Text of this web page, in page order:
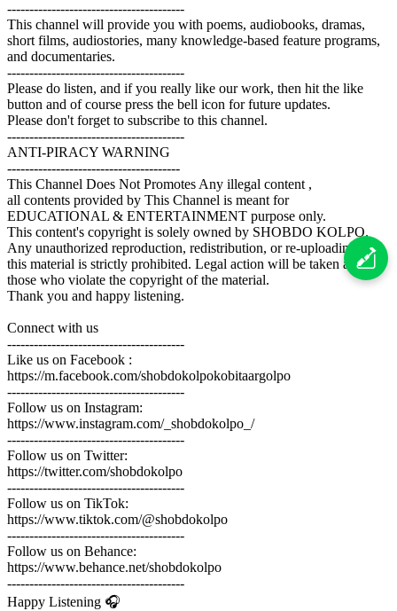
----------------------------------------
This channel will provide you with poems, audiobooks, dramas,
short films, audiostories, many knowledge-based feature programs,
and documentaries.
----------------------------------------
Please do listen, and if you really like our work, then hit the like
button and of course press the bell icon for future updates.
Please don't forget to subscribe to this channel.
----------------------------------------
ANTI-PIRACY WARNING
---------------------------------------
This Channel Does Not Promotes Any illegal content ,
all contents provided by This Channel is meant for
EDUCATIONAL & ENTERTAINMENT purpose only.
This content's copyright is solely owned by SHOBDO KOLPO.
Any unauthorized reproduction, redistribution, or re-uploading of
this material is strictly prohibited. Legal action will be taken against
those who violate the copyright of the material.
Thank you and happy listening.
Connect with us
----------------------------------------
Like us on Facebook :
https://m.facebook.com/shobdokolpokobitaargolpo
----------------------------------------
Follow us on Instagram:
https://www.instagram.com/_shobdokolpo_/
----------------------------------------
Follow us on Twitter:
https://twitter.com/shobdokolpo
----------------------------------------
Follow us on TikTok:
https://www.tiktok.com/@shobdokolpo
----------------------------------------
Follow us on Behance:
https://www.behance.net/shobdokolpo
----------------------------------------
Happy Listening 🎧